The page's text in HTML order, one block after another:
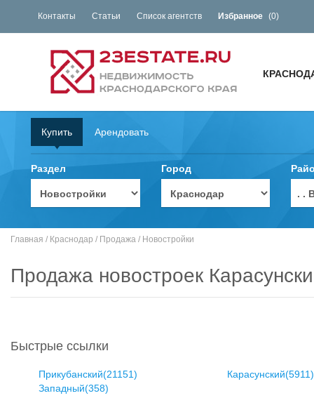
Контакты Статьи Список агентств Избранное (0)
Купить Арендовать
Раздел Город
. .
Главная / Краснодар / Продажа / Новостройки
Продажа новостроек
Быстрые ссылки
Прикубанский(21151)
Карасунский(5911)
Западный(358)